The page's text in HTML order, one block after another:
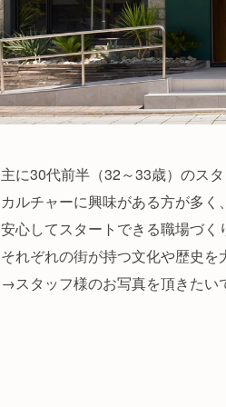
主に30代前半（32～33歳）のス
カルチャーに興味がある方が多
安心してスタートできる職場づ
それぞれの街が持つ文化や歴史
→スタッフ様のお写真を頂きたい